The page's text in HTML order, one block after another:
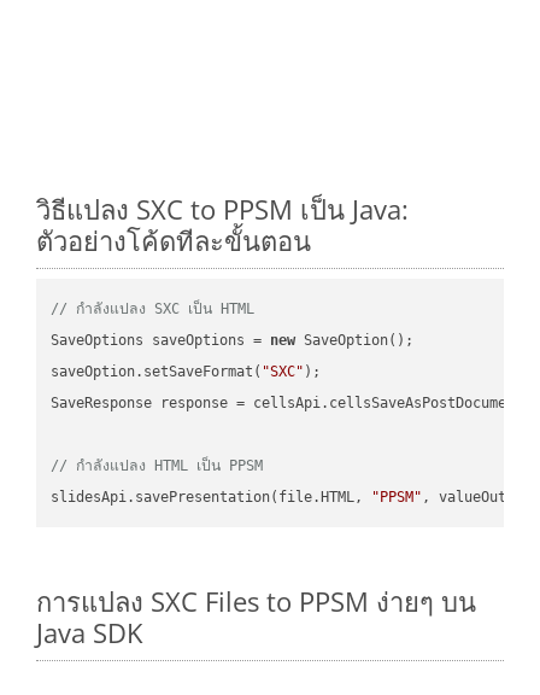
วิธีแปลง SXC to PPSM เป็น Java:
ตัวอย่างโค้ดทีละขั้นตอน
// กำลังแปลง SXC เป็น HTML
SaveOptions saveOptions = new SaveOption();
saveOption.setSaveFormat( "SXC" );
SaveResponse response =
// กำลังแปลง HTML เป็น PPSM
slidesApi.savePresentation(file.HTML,
"PPSM"
การแปลง SXC Files to PPSM ง่ายๆ บน
Java SDK